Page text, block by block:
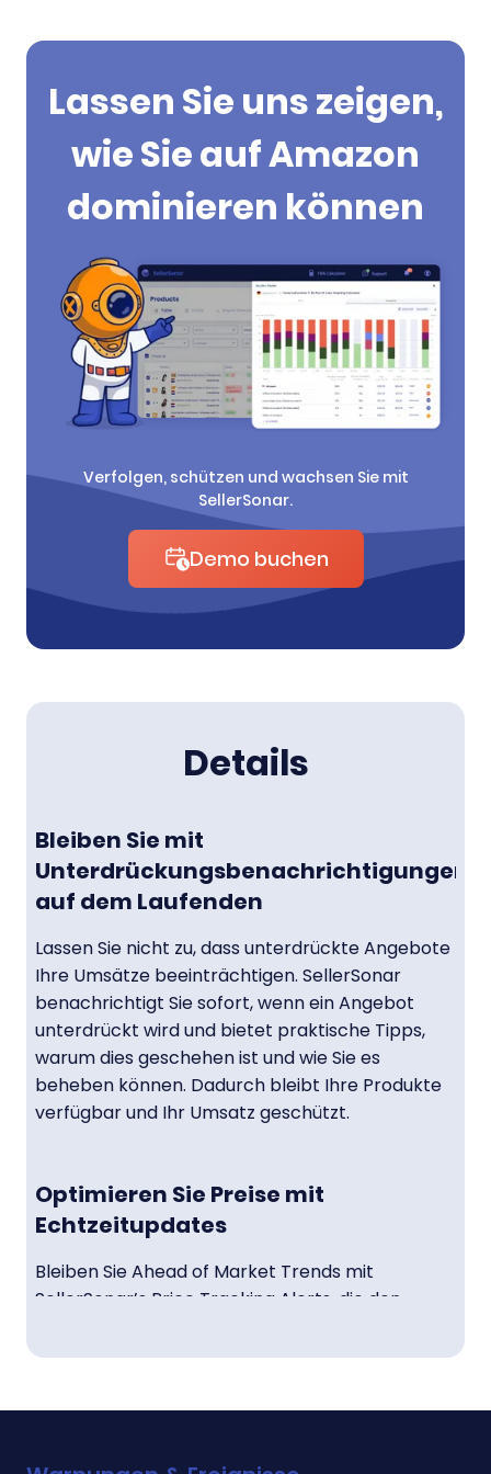
Lassen Sie uns zeigen,
wie Sie auf Amazon
dominieren können
Verfolgen, schützen und wachsen Sie mit
SellerSonar.
Demo buchen
Details
Bleiben Sie mit
Unterdrückungsbenachrichtigungen
auf dem Laufenden
Lassen Sie nicht zu, dass unterdrückte Angebote
Ihre Umsätze beeinträchtigen. SellerSonar
benachrichtigt Sie sofort, wenn ein Angebot
unterdrückt wird und bietet praktische Tipps,
warum dies geschehen ist und wie Sie es
beheben können. Dadurch bleibt Ihre Produkte
verfügbar und Ihr Umsatz geschützt.
Optimieren Sie Preise mit
Echtzeitupdates
Bleiben Sie Ahead of Market Trends mit
SellerSonar’s Price Tracking Alerts, die den
sofortige Benachrichtigungen bei
Ihre Preisstrategie anpassen und Ihre
aufrechterhalten können.